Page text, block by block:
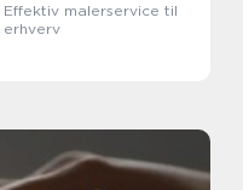
Effektiv malerservice til
erhverv